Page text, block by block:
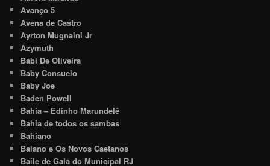
Avanço 5
Avena de Castro
Ayrton Mugnaini Jr
Azymuth
Babi De Oliveira
Baby Consuelo
Baby Joe
Baden Powell
Bahia – Edinho Marundelê
Bahia de todos os sambas
Bahiano
Baiano e Os Novos Caetanos
Baile de Gala do Municipal RJ